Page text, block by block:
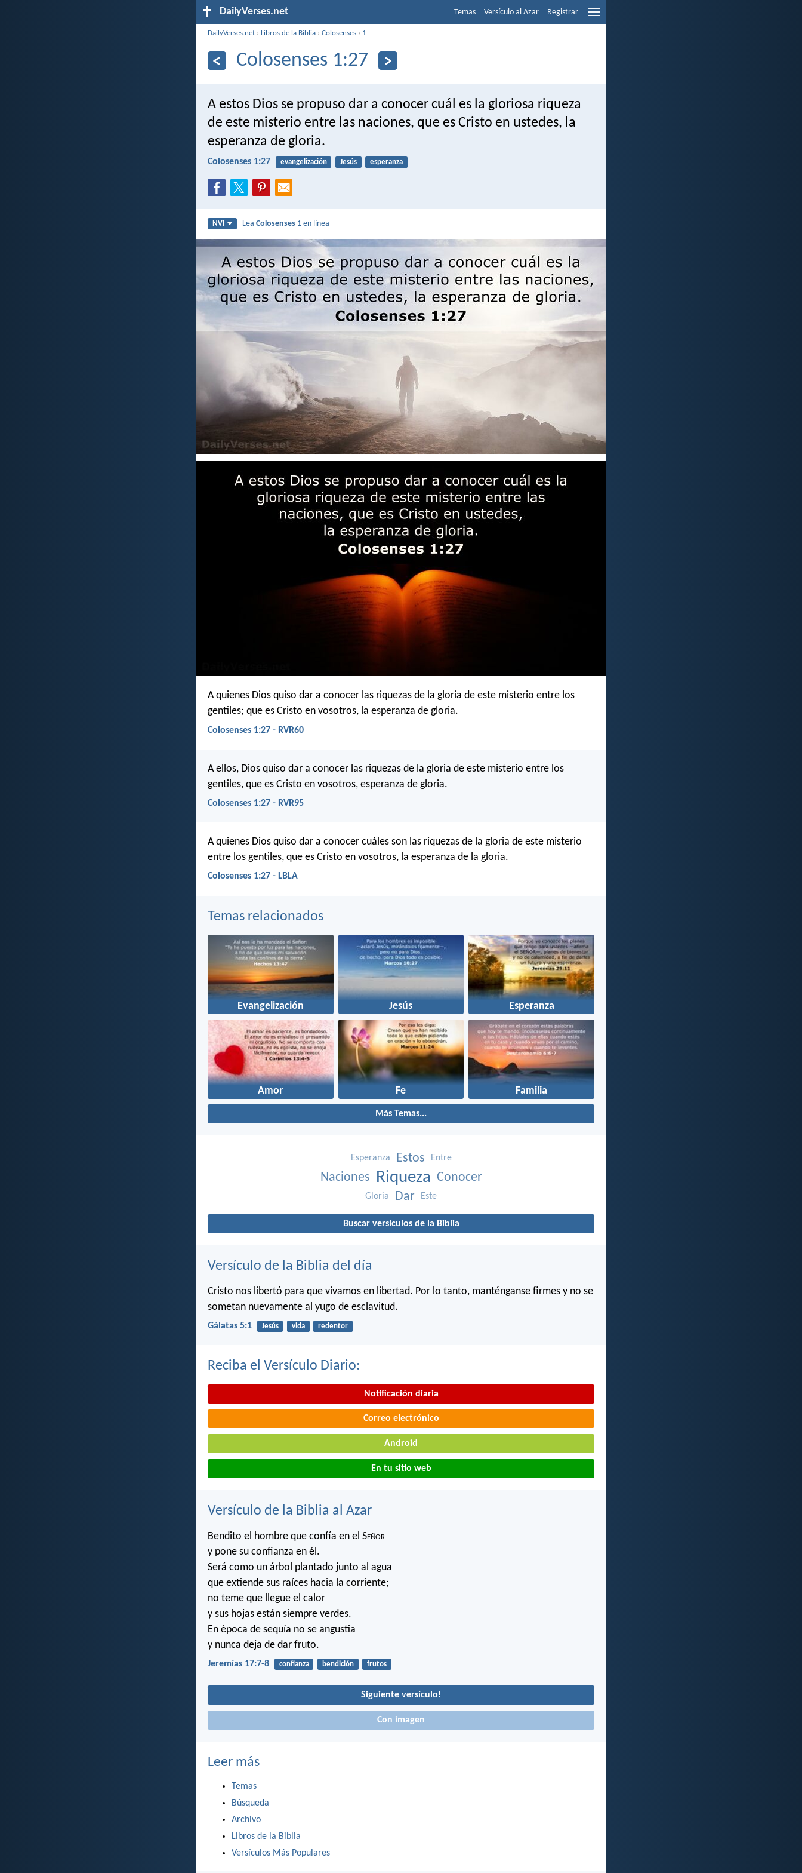
DailyVerses.net Temas Versículo al Azar Registrar
DailyVerses.net ›Libros de la Biblia ›Colosenses › 1
Colosenses 1:27
A estos Dios se propuso dar a conocer cuál es la gloriosa riqueza
de este misterio entre las naciones, que es Cristo en ustedes, la
esperanza de gloria.
Colosenses 1:27 evangelización Jesús esperanza
NVI LeaColosenses 1 en línea
A quienes Dios quiso dar a conocer las riquezas de la gloria de este misterio entre los
gentiles; que es Cristo en vosotros, la esperanza de gloria.
Colosenses 1:27 - RVR60
A ellos, Dios quiso dar a conocer las riquezas de la gloria de este misterio entre los
gentiles, que es Cristo en vosotros, esperanza de gloria.
Colosenses 1:27 - RVR95
A quienes Dios quiso dar a conocer cuáles son las riquezas de la gloria de este misterio
entre los gentiles, que es Cristo en vosotros, la esperanza de la gloria.
Colosenses 1:27 - LBLA
Temas relacionados
Evangelización Jesús Esperanza
Amor Fe Familia
Más Temas...
Esperanza Estos Entre
Naciones Riqueza Conocer
Gloria Dar Este
Buscar versículos de la Biblia
Versículo de la Biblia del día
Cristo nos libertó para que vivamos en libertad. Por lo tanto, manténganse firmes y no se
sometan nuevamente al yugo de esclavitud.
Gálatas 5:1 Jesús vida redentor
Reciba el Versículo Diario:
Notificación diaria
Correo electrónico
Android
En tu sitio web
Versículo de la Biblia al Azar
Bendito el hombre que confía en el Señor
y pone su confianza en él.
Será como un árbol plantado junto al agua
que extiende sus raíces hacia la corriente;
no teme que llegue el calor
y sus hojas están siempre verdes.
En época de sequía no se angustia
y nunca deja de dar fruto.
Jeremías 17:7-8 confianza bendición frutos
Siguiente versículo!
Con imagen
Leer más
Temas
Búsqueda
Archivo
Libros de la Biblia
Versículos Más Populares